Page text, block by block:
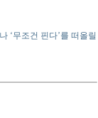
‘무조건 핀다’를 떠올릴